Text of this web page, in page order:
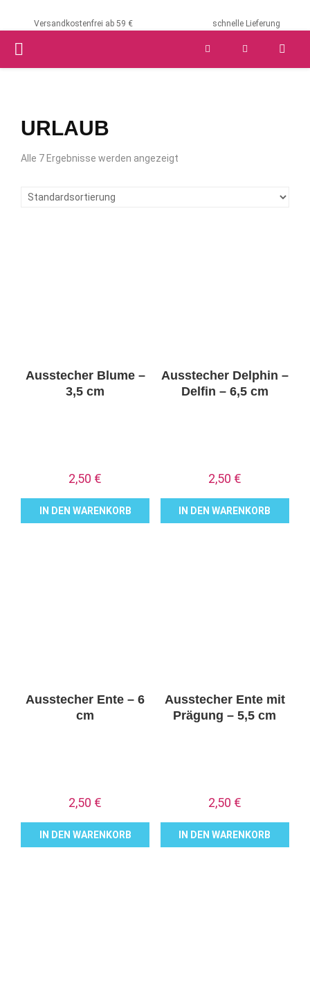
Versandkostenfrei ab 59 € schnelle Lieferung
PRIMARY
URLAUB
Alle 7 Ergebnisse werden angezeigt
Ausstecher Blume –
3,5 cm
2,50 €
IN DEN WARENKORB
Ausstecher Delphin –
Delfin – 6,5 cm
2,50 €
IN DEN WARENKORB
Ausstecher Ente – 6
cm
2,50 €
IN DEN WARENKORB
Ausstecher Ente mit
Prägung – 5,5 cm
2,50 €
IN DEN WARENKORB